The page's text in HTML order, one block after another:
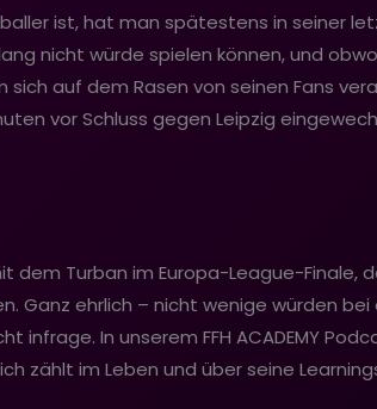
ist, hat man spätestens in seiner
nicht würde spielen können, und
sich auf dem Rasen von seinen Fans
vor Schluss gegen Leipzig
dem Turban im Europa-League-
Ganz ehrlich – nicht wenige würden
infrage. In unserem FFH ACADEMY
zählt im Leben und über seine